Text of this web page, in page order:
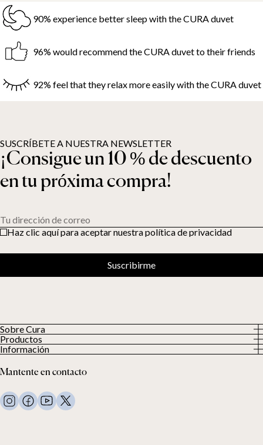
90% experience better sleep with the CURA duvet
96% would recommend the CURA duvet to their friends
92% feel that they relax more easily with the CURA duvet
Sobre Cura
Sobre nosotros
Nuestros clientes
Productos
Todos los productos
Edredones con peso
Ropa de cama
Almohadas y más
Información
Términos y condiciones
FAQ
Contacto
Mantente en contacto
SUSCRÍBETE A NUESTRA NEWSLETTER
¡Consigue un 10 % de descuento
en tu próxima compra!
Tu dirección de correo
Haz clic aquí para aceptar nuestra política de privacidad
Suscribirme